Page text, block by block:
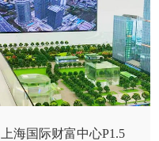
上海国际财富中心P1.5